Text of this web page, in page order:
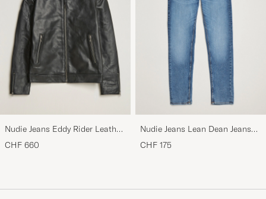
Nudie Jeans Eddy Rider Leather
Jacket Black
CHF 660
Nudie Jeans Lean Dean Jeans
Lost Orange
CHF 175